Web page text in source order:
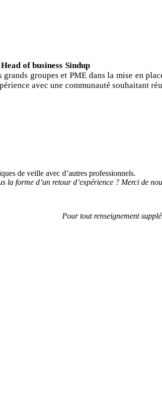
Frizot - Head
grands groupes et PME dans la mise en
avec une communauté souhaitant
de veille avec d’autres professionnels.
la forme d’un retour d’expérience ? Merci de
Pour tout renseignement